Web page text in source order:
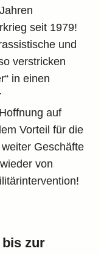
seit 1979!
und
verstricken
in einen
auf
Vorteil für die
Geschäfte
von
zur